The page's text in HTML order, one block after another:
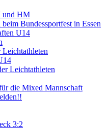
und HM
Bundessportfest in Essen
U14
Leichtathleten
Leichtathleten
die Mixed Mannschaft
3:2